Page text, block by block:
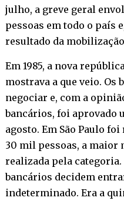
julho, a greve geral
pessoas em todo o país
resultado da
Em 1985, a nova
mostrava a que veio. Os
negociar e, com a
bancários, foi aprovado
agosto. Em São Paulo
30 mil pessoas, a maior
realizada pela categoria.
bancários decidem
indeterminado. Era a